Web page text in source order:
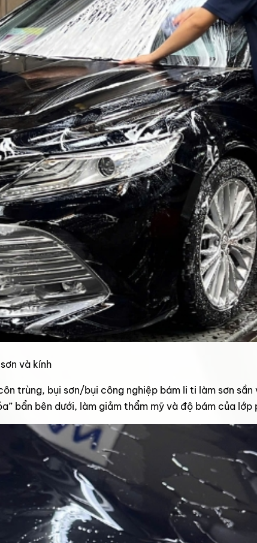
và kính
trùng, bụi sơn/bụi công nghiệp bám li ti làm sơn sần
bẩn bên dưới, làm giảm thẩm mỹ và độ bám của lớp